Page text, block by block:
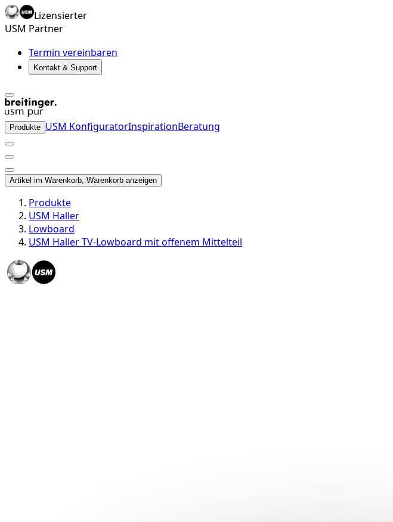
Lizensierter
USM Partner
Termin vereinbaren
Kontakt & Support
Produkte USM KonfiguratorInspirationBeratung
Artikel im Warenkorb, Warenkorb anzeigen
Produkte
USM Haller
Lowboard
USM Haller TV-Lowboard mit offenem Mittelteil